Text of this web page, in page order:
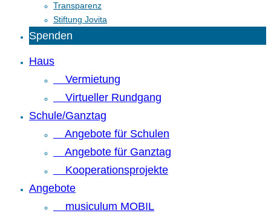
Transparenz
Stiftung Jovita
Spenden
Haus
Vermietung
Virtueller Rundgang
Schule/Ganztag
Angebote für Schulen
Angebote für Ganztag
Kooperationsprojekte
Angebote
musiculum MOBIL